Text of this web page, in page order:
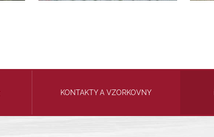
KONTAKTY A VZORKOVNY